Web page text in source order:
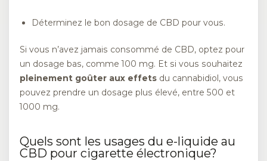
Déterminez le bon dosage de CBD pour vous.
Si vous n’avez jamais consommé de CBD, optez pour
un dosage bas, comme 100 mg. Et si vous souhaitez
pleinement goûter aux effets du cannabidiol, vous
pouvez prendre un dosage plus élevé, entre 500 et
1000 mg.
Quels sont les usages du e-liquide au
CBD pour cigarette électronique?